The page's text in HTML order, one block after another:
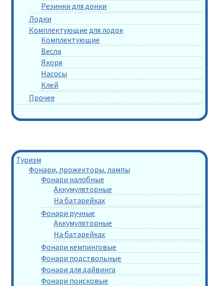
Резинки для донки
Лодки
Комплектующие для лодок
Комплектующие
Весла
Якоря
Насосы
Клей
Прочее
Туризм
Фонари, прожекторы, лампы
Фонари налобные
Аккумуляторные
На батарейках
Фонари ручные
Аккумуляторные
На батарейках
Фонари кемпинговые
Фонари подствольные
Фонари для дайвинга
Фонари поисковые